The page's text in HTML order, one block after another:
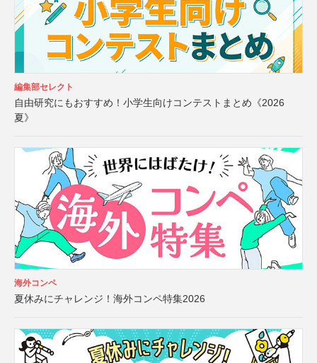
編集部セレクト
自由研究にもおすすめ！小学生向けコンテストまとめ《2026
夏》
海外コンペ
夏休みにチャレンジ！海外コンペ特集2026